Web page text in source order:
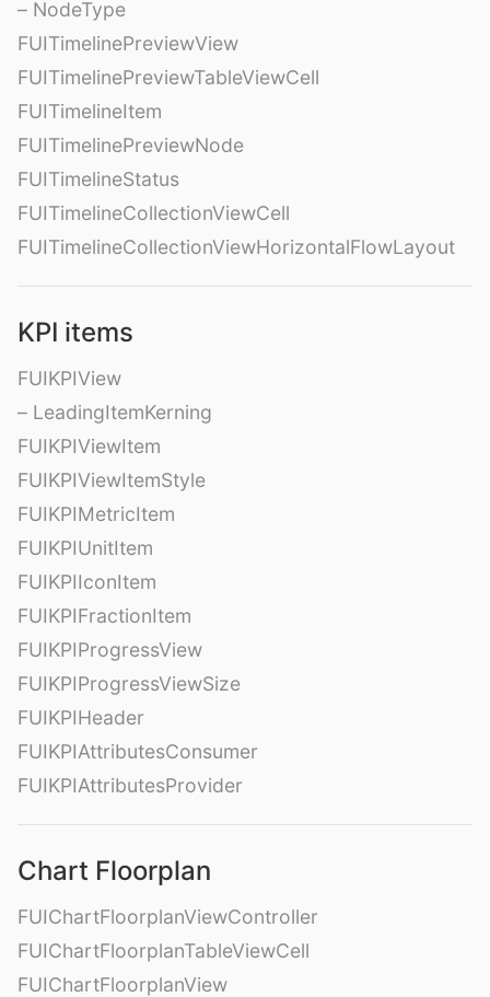
– NodeType
FUITimelinePreviewView
FUITimelinePreviewTableViewCell
FUITimelineItem
FUITimelinePreviewNode
FUITimelineStatus
FUITimelineCollectionViewCell
FUITimelineCollectionViewHorizontalFlowLayout
KPI items
FUIKPIView
– LeadingItemKerning
FUIKPIViewItem
FUIKPIViewItemStyle
FUIKPIMetricItem
FUIKPIUnitItem
FUIKPIIconItem
FUIKPIFractionItem
FUIKPIProgressView
FUIKPIProgressViewSize
FUIKPIHeader
FUIKPIAttributesConsumer
FUIKPIAttributesProvider
Chart Floorplan
FUIChartFloorplanViewController
FUIChartFloorplanTableViewCell
FUIChartFloorplanView